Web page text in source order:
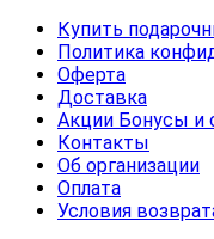
Купить
Политика
Оферта
Доставка
Акции Бонусы и
Контакты
Об организации
Оплата
Условия